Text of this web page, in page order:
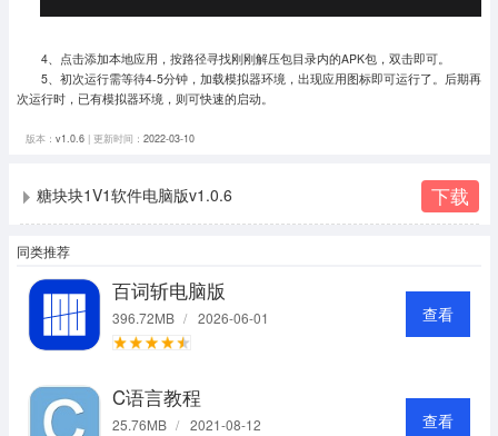
4、点击添加本地应用，按路径寻找刚刚解压包目录内的APK包，双击即可。
5、初次运行需等待4-5分钟，加载模拟器环境，出现应用图标即可运行了。 后期再
次运行时，已有模拟器环境，则可快速的启动。
版本： v1.0.6| 更新时间： 2022-03-10
糖块块1V1软件电脑版v1.0.6 下载
同类推荐
百词斩电脑版
396.72MB / 2026-06-01 查看
C语言教程
25.76MB / 2021-08-12 查看